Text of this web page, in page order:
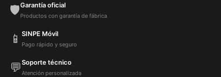
🛡️Garantía oficial
Productos con garantía de fábrica
📱 SINPE Móvil
Pago rápido y seguro
💬Soporte técnico
Atención personalizada